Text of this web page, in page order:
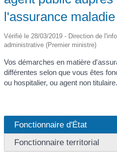
l'assurance maladie
Vérifié le 28/03/2019 - Direction de
administrative (Premier ministre)
Vos démarches en matière
différentes selon que vous êtes
ou hospitalier, ou agent non titulaire.
Fonctionnaire d'État
Fonctionnaire territorial